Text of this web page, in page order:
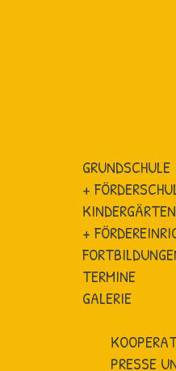
GRUNDSCHULE
+
KINDERGÄRTEN
+
TERMINE
GALERIE
PRESSE